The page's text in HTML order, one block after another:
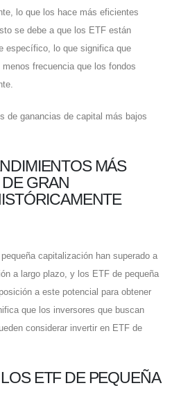
lo que los hace más eficientes
se debe a que los ETF están
específico, lo que significa que
frecuencia que los fondos
de ganancias de capital más bajos
MÁS
GRAN
capitalización han superado a
a largo plazo, y los ETF de pequeña
a este potencial para obtener
que los inversores que buscan
considerar invertir en ETF de
ETF DE PEQUEÑA